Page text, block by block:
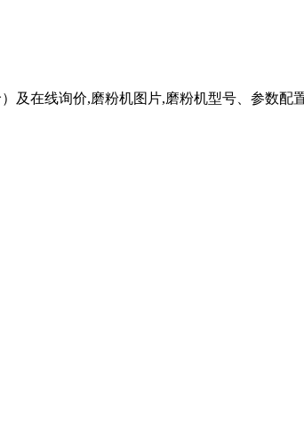
及在线询价,磨粉机图片,磨粉机型号、参数配